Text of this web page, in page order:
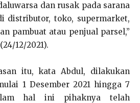
dan rusak pada sarana
distributor, toko, supermarket,
pambuat atau penjual parsel,”
12/2021).
itu, kata Abdul, dilakukan
1 Desember 2021 hingga 7
hal ini pihaknya telah